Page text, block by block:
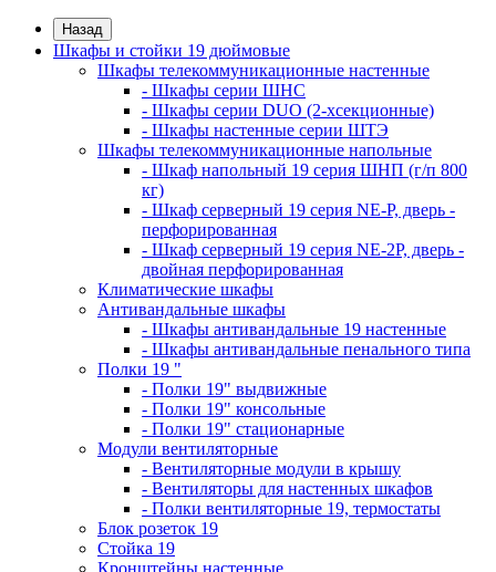
Назад
Шкафы и стойки 19 дюймовые
Шкафы телекоммуникационные настенные
- Шкафы серии ШНС
- Шкафы серии DUO (2-хсекционные)
- Шкафы настенные серии ШТЭ
Шкафы телекоммуникационные напольные
- Шкаф напольный 19 серия ШНП (г/п 800
кг)
- Шкаф серверный 19 серия NE-P, дверь -
перфорированная
- Шкаф серверный 19 серия NE-2P, дверь -
двойная перфорированная
Климатические шкафы
Антивандальные шкафы
- Шкафы антивандальные 19 настенные
- Шкафы антивандальные пенального типа
Полки 19 "
- Полки 19" выдвижные
- Полки 19" консольные
- Полки 19" стационарные
Модули вентиляторные
- Вентиляторные модули в крышу
- Вентиляторы для настенных шкафов
- Полки вентиляторные 19, термостаты
Блок розеток 19
Стойка 19
Кронштейны настенные